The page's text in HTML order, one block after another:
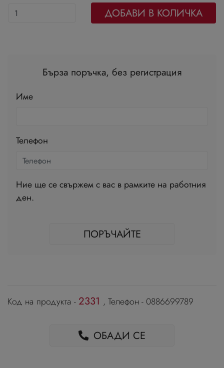
ДОБАВИ В КОЛИЧКА
Бърза поръчка, без регистрация
Име
Телефон
Ние ще се свържем с вас в рамките на работния
ден.
ПОРЪЧАЙТЕ
Код на продукта - 2331 , Телефон - 0886699789
ОБАДИ СЕ